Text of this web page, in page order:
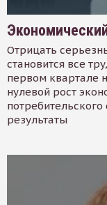
Отрицать
становится все
первом квартале
нулевой рост
результаты